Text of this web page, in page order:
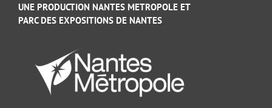
UNE PRODUCTION NANTES METROPOLE ET
PARC DES EXPOSITIONS DE NANTES